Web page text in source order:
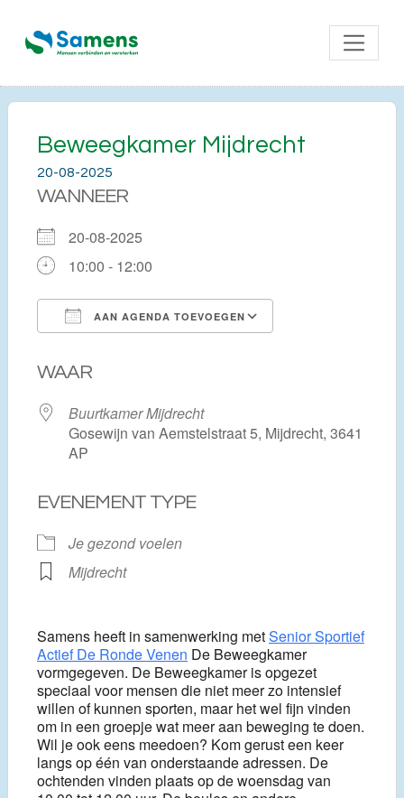
Beweegkamer Mijdrecht
20-08-2025
WANNEER
20-08-2025
10:00 - 12:00
AAN AGENDA TOEVOEGEN
WAAR
Buurtkamer Mijdrecht
Gosewijn van Aemstelstraat 5, Mijdrecht, 3641
AP
EVENEMENT TYPE
Je gezond voelen
Mijdrecht
Samens heeft in samenwerking metSenior Sportief
Actief De Ronde Venen De Beweegkamer
vormgegeven. De Beweegkamer is opgezet
speciaal voor mensen die niet meer zo intensief
willen of kunnen sporten, maar het wel fijn vinden
om in een groepje wat meer aan beweging te doen.
Wil je ook eens meedoen? Kom gerust een keer
langs op één van onderstaande adressen. De
ochtenden vinden plaats op de woensdag van